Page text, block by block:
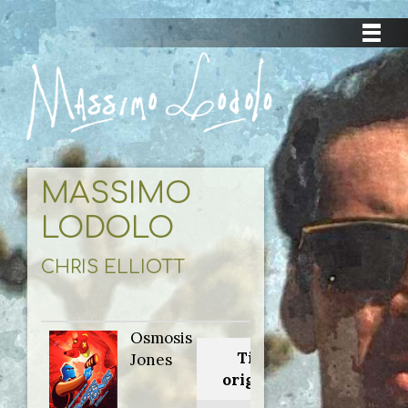
MASSIMO
LODOLO
CHRIS ELLIOTT
Osmosis
Jones
Titolo
originale: